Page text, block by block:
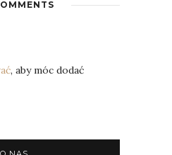
, aby móc dodać